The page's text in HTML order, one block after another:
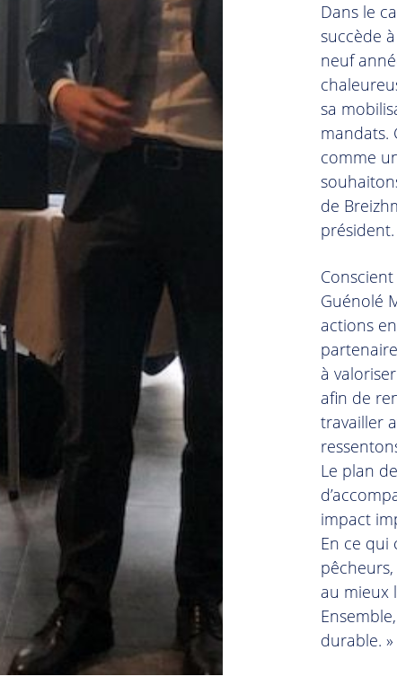
Dans le
succède
neuf
sa
mandats.
comme
de
président.
Guénolé
actions
à
afin de
travailler
Le plan
impact
En ce qui
au mieux
durable. »